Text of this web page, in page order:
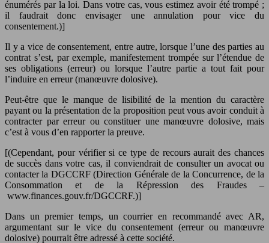
énumérés par la loi. Dans votre cas, vous estimez avoir été trompé ;
il faudrait donc envisager une annulation pour vice du
consentement.)]
Il y a vice de consentement, entre autre, lorsque l’une des parties au
contrat s’est, par exemple, manifestement trompée sur l’étendue de
ses obligations (erreur) ou lorsque l’autre partie a tout fait pour
l’induire en erreur (manœuvre dolosive).
Peut-être que le manque de lisibilité de la mention du caractère
payant ou la présentation de la proposition peut vous avoir conduit à
contracter par erreur ou constituer une manœuvre dolosive, mais
c’est à vous d’en rapporter la preuve.
[(Cependant, pour vérifier si ce type de recours aurait des chances
de succès dans votre cas, il conviendrait de consulter un avocat ou
contacter la DGCCRF (Direction Générale de la Concurrence, de la
Consommation et de la Répression des Fraudes –
www.finances.gouv.fr/DGCCRF.)]
Dans un premier temps, un courrier en recommandé avec AR,
argumentant sur le vice du consentement (erreur ou manœuvre
dolosive) pourrait être adressé à cette société.